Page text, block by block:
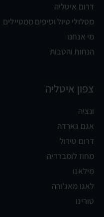
דרום איטליה
מסלולי טיול וטיפים ממטיילים
מי אנחנו
הנחות והטבות
צפון איטליה
ונציה
אגם גארדה
דרום טירול
מחוז לומברדיה
מילאנו
לאגו מאג'ורה
טורינו